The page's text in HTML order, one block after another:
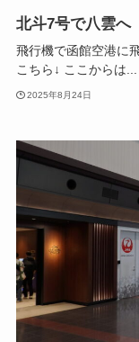
北斗7号で八雲へ
飛行機で函館空港に
こちら↓ ここからは...
2025年8月24日